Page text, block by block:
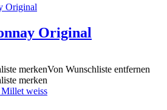
Original
merkenVon Wunschliste entfernen
merken